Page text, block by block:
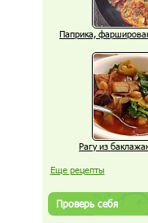
Паприка,
Рагу из
Еще рецепты
Проверь себя